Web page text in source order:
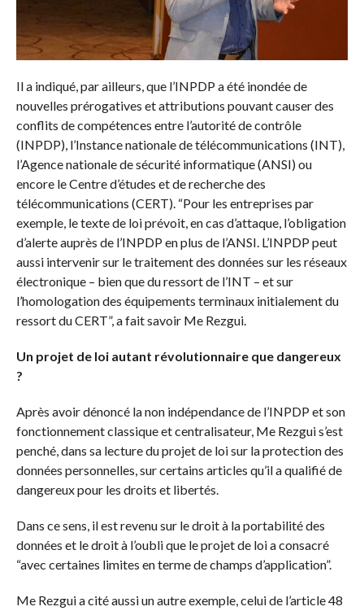
Il a indiqué, par ailleurs, que l’INPDP a été inondée de
nouvelles prérogatives et attributions pouvant causer des
conflits de compétences entre l’autorité de contrôle
(INPDP), l’Instance nationale de télécommunications (INT),
l’Agence nationale de sécurité informatique (ANSI) ou
encore le Centre d’études et de recherche des
télécommunications (CERT). “Pour les entreprises par
exemple, le texte de loi prévoit, en cas d’attaque, l’obligation
d’alerte auprès de l’INPDP en plus de l’ANSI. L’INPDP peut
aussi intervenir sur le traitement des données sur les réseaux
électronique – bien que du ressort de l’INT – et sur
l’homologation des équipements terminaux initialement du
ressort du CERT”, a fait savoir Me Rezgui.
Un projet de loi autant révolutionnaire que dangereux
?
Après avoir dénoncé la non indépendance de l’INPDP et son
fonctionnement classique et centralisateur, Me Rezgui s’est
penché, dans sa lecture du projet de loi sur la protection des
données personnelles, sur certains articles qu’il a qualifié de
dangereux pour les droits et libertés.
Dans ce sens, il est revenu sur le droit à la portabilité des
données et le droit à l’oubli que le projet de loi a consacré
“avec certaines limites en terme de champs d’application”.
Me Rezgui a cité aussi un autre exemple, celui de l’article 48